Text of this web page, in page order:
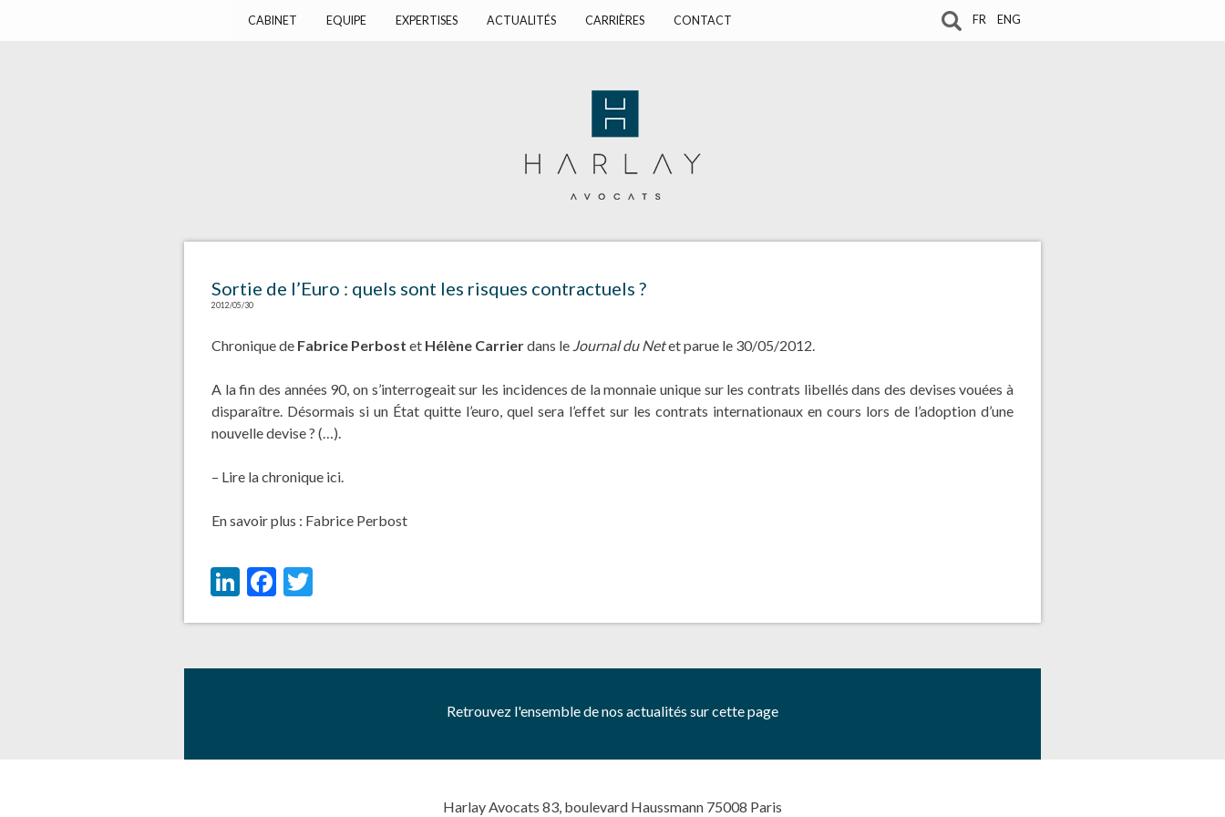
CABINET EQUIPE EXPERTISES ACTUALITÉS CARRIÈRES CONTACT FR ENG
Sortie de l’Euro : quels sont les risques contractuels ?
2012/05/30
Chronique de Fabrice Perbost et Hélène Carrierdans le Journal du Netet parue le 30/05/2012.
A la fin des années 90, on s’interrogeait sur les incidences de la monnaie unique sur les contrats libellés dans des devises vouées à
disparaître. Désormais si un État quitte l’euro, quel sera l’effet sur les contrats internationaux en cours lors de l’adoption d’une
nouvelle devise ? (…).
– Lire la chronique ici.
En savoir plus : Fabrice Perbost
LinkedIn
Facebook
Retrouvez l'ensemble de nos actualités sur cette page
Harlay Avocats 83, boulevard Haussmann 75008 Paris